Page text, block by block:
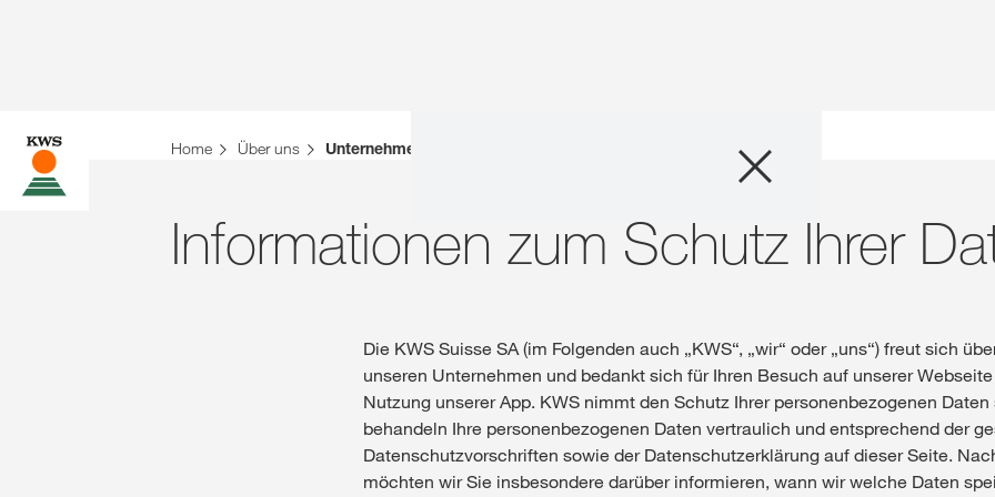
Digital Services
Über uns
Kontakt
Sie befinden sich auf der KWS Website für die Schweiz. Für diese Seite existiert eine alternative Seite für Ihr Land:
JETZT WECHSELN DIESMAL
Home Über uns Unternehmen
Informationen zum Schutz Ihrer
Die KWS Suisse SA (im Folgenden auch „KWS“, „wir“ oder „uns“) freut sich
unseren Unternehmen und bedankt sich für Ihren Besuch auf unserer
Nutzung unserer App. KWS nimmt den Schutz Ihrer personenbezogenen Daten
behandeln Ihre personenbezogenen Daten vertraulich und entsprechend der
Datenschutzvorschriften sowie der Datenschutzerklärung auf dieser Seite.
möchten wir Sie insbesondere darüber informieren, wann wir welche Daten